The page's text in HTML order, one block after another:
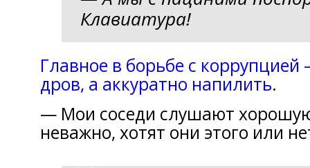
Клавиатура!
Главное в борьбе с
дров, а аккуратно напилить.
— Мои соседи слушают
неважно, хотят они этого или